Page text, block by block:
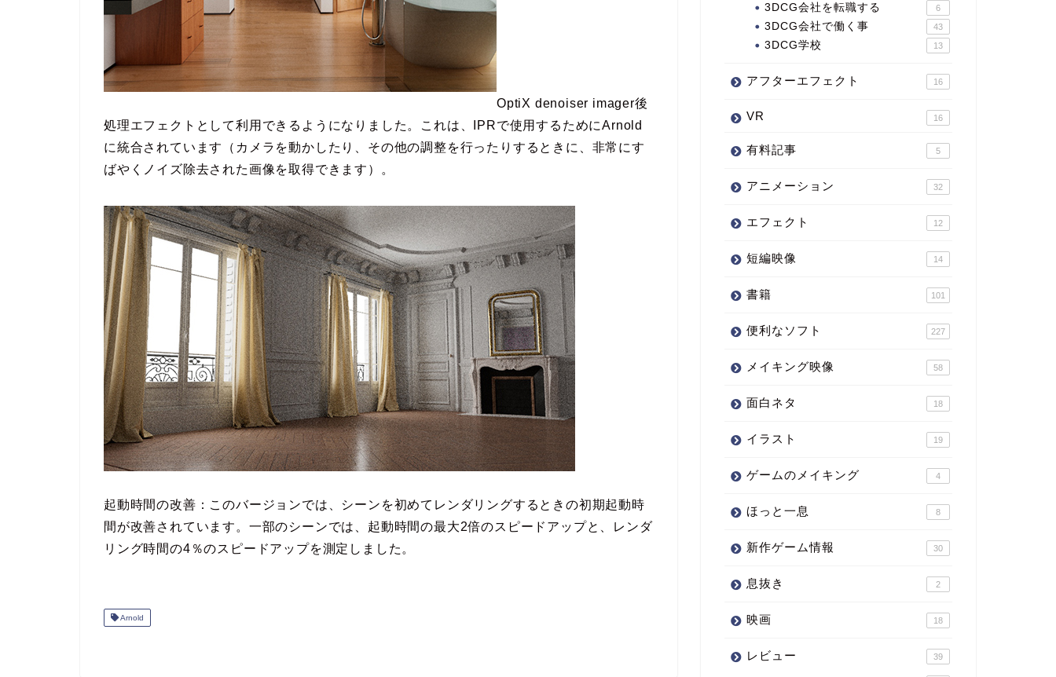
OptiX denoiser imager後
処理エフェクトとして利用できるようになりました。これは、IPRで使用するためにArnold
に統合されています（カメラを動かしたり、その他の調整を行ったりするときに、非常にす
ばやくノイズ除去された画像を取得できます）。
起動時間の改善：このバージョンでは、シーンを初めてレンダリングするときの初期起動時
間が改善されています。一部のシーンでは、起動時間の最大2倍のスピードアップと、レンダ
リング時間の4％のスピードアップを測定しました。
Arnold
3DCG会社を転職する 6
3DCG会社で働く事 43
3DCG学校 13
アフターエフェクト 16
VR 16
有料記事 5
アニメーション 32
エフェクト 12
短編映像 14
書籍 101
便利なソフト 227
メイキング映像 58
面白ネタ 18
イラスト 19
ゲームのメイキング 4
ほっと一息 8
新作ゲーム情報 30
息抜き 2
映画 18
レビュー 39